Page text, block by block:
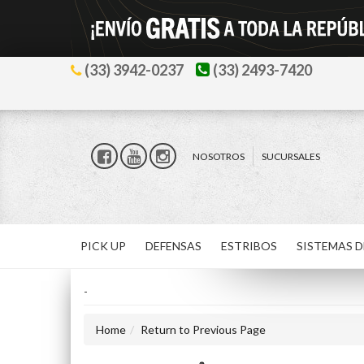
(33) 3942-0237 (33) 2493-7420
NOSOTROS SUCURSALES
PICK UP DEFENSAS ESTRIBOS SISTEMAS
-
Home Return to Previous Page